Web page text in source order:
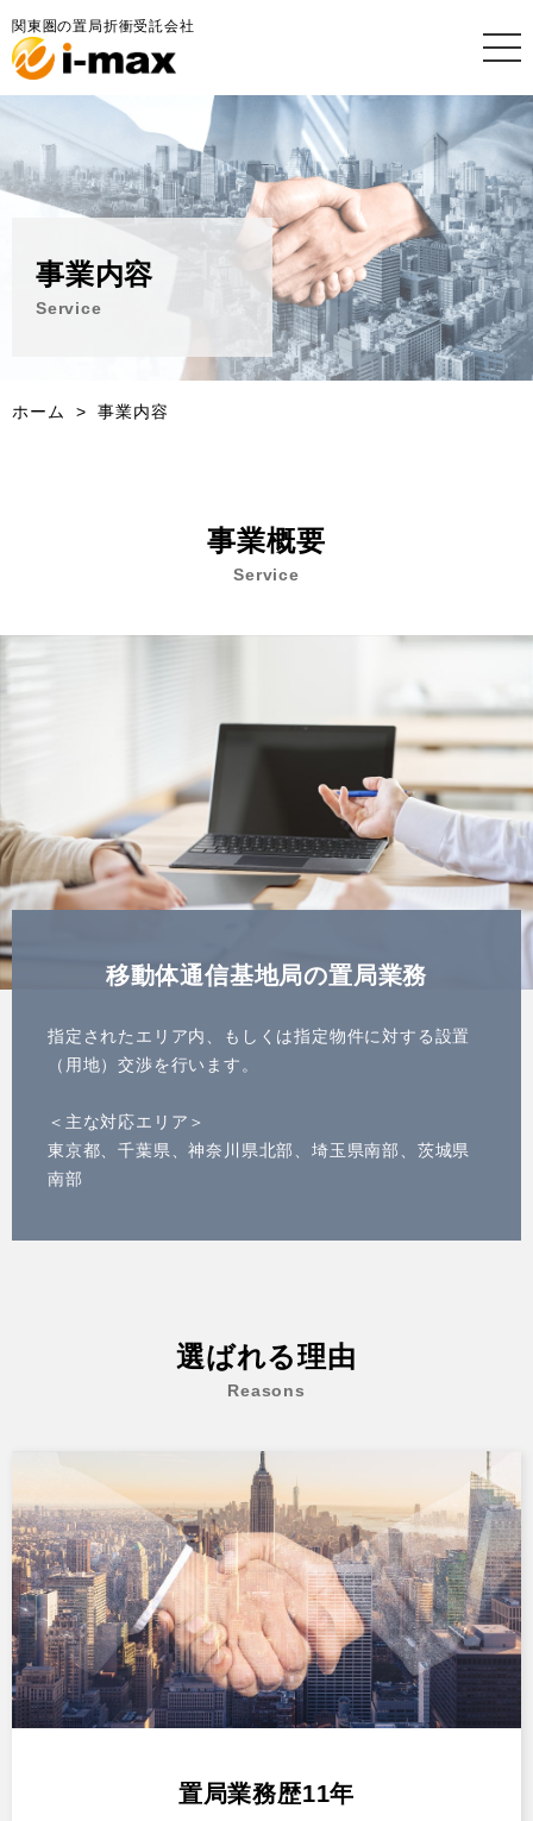
関東圏の置局折衝受託会社
事業内容
Service
ホーム 事業内容
事業概要
Service
移動体通信基地局の置局業務
指定されたエリア内、もしくは指定物件に対する設置
（用地）交渉を行います。
＜主な対応エリア＞
東京都、千葉県、神奈川県北部、埼玉県南部、茨城県
南部
選ばれる理由
Reasons
置局業務歴11年